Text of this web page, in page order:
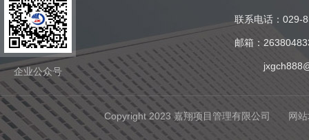
企业公众号
联系电话： 029-
邮箱：
Copyright 2023 嘉翔项目管理有限公司 网